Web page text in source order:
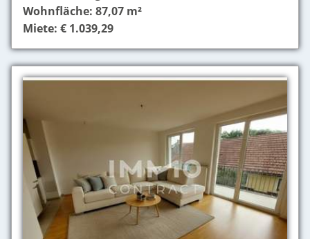
Wohnfläche: 87,07 m²
Miete: € 1.039,29